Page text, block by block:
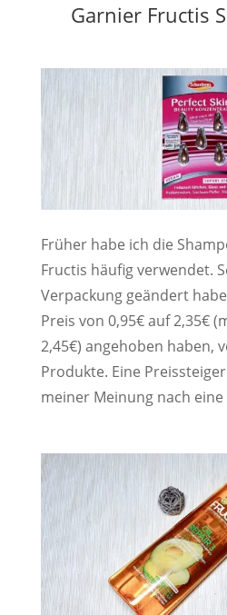
Garnier Fructis
Früher habe ich die
Fructis häufig verwendet.
Verpackung geändert
Preis von 0,95€ auf 2,35€
2,45€) angehoben haben,
Produkte. Eine
meiner Meinung nach